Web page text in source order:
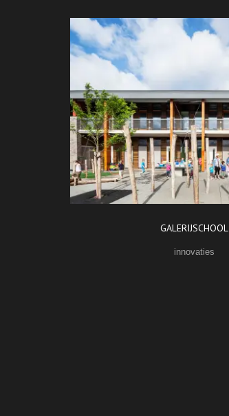
GALERIJSCHOOL
innovaties